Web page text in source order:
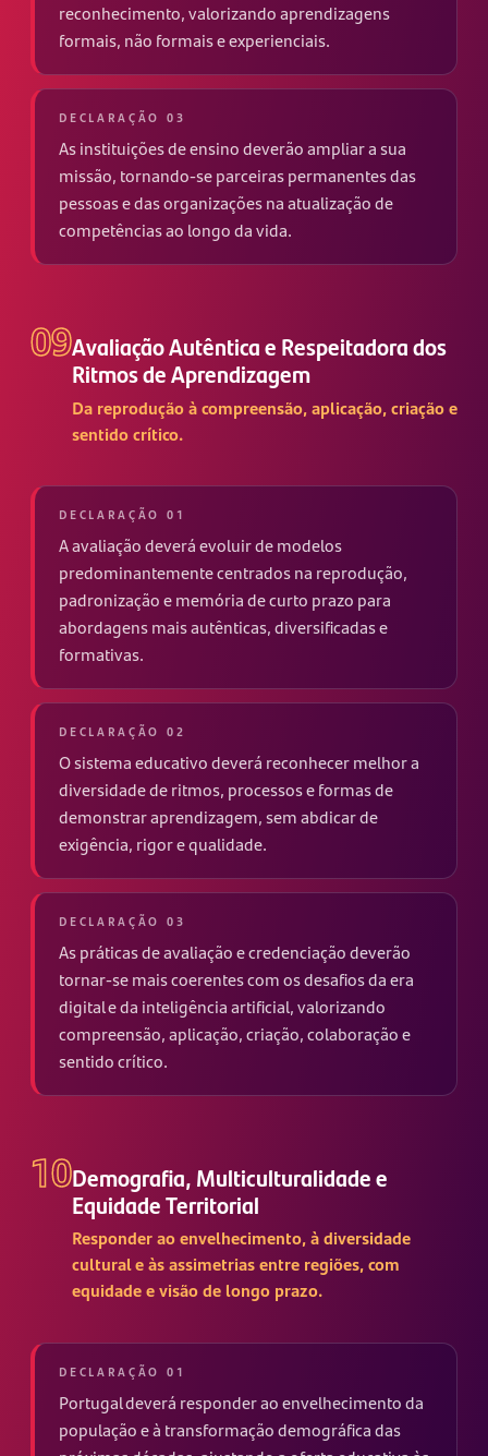
reconhecimento, valorizando aprendizagens
formais, não formais e experienciais.
DECLARAÇÃO 03
As instituições de ensino deverão ampliar a sua
missão, tornando-se parceiras permanentes das
pessoas e das organizações na atualização de
competências ao longo da vida.
09Avaliação Autêntica e Respeitadora dos
Ritmos de Aprendizagem
Da reprodução à compreensão, aplicação, criação e
sentido crítico.
DECLARAÇÃO 01
A avaliação deverá evoluir de modelos
predominantemente centrados na reprodução,
padronização e memória de curto prazo para
abordagens mais autênticas, diversificadas e
formativas.
DECLARAÇÃO 02
O sistema educativo deverá reconhecer melhor a
diversidade de ritmos, processos e formas de
demonstrar aprendizagem, sem abdicar de
exigência, rigor e qualidade.
DECLARAÇÃO 03
As práticas de avaliação e credenciação deverão
tornar-se mais coerentes com os desafios da era
digital e da inteligência artificial, valorizando
compreensão, aplicação, criação, colaboração e
sentido crítico.
10Demografia, Multiculturalidade e
Equidade Territorial
Responder ao envelhecimento, à diversidade
cultural e às assimetrias entre regiões, com
equidade e visão de longo prazo.
DECLARAÇÃO 01
Portugal deverá responder ao envelhecimento da
população e à transformação demográfica das